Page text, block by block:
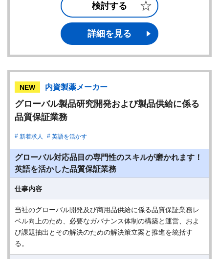
検討する
詳細を見る
NEW 内資製薬メーカー
グローバル製品研究開発および製品供給に係る
品質保証業務
新着求人 英語を活かす
グローバル対応品目の専門性のスキルが磨かれます！
英語を活かした品質保証業務
仕事内容
当社のグローバル開発及び商用品供給に係る品質保証業務レ
ベル向上のため、必要なガバナンス体制の構築と運営、およ
び課題抽出とその解決のための解決策立案と推進を統括す
る。